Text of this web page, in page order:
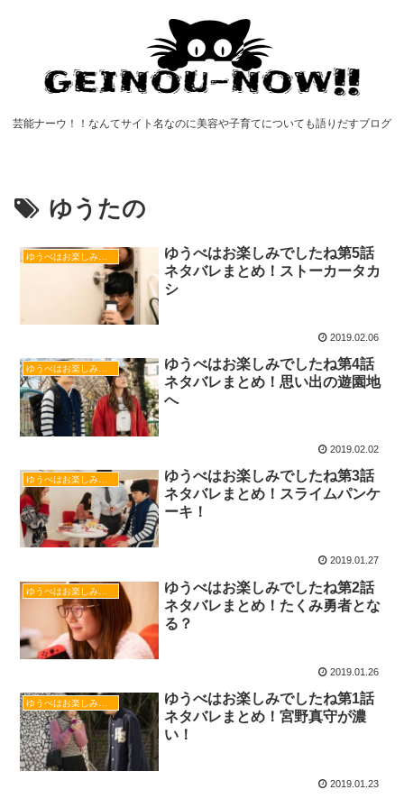
芸能ナーウ！！なんてサイト名なのに美容や子育てについても語りだすブログ
ゆうたの
ゆうべはお楽しみでしたね
ゆうべはお楽しみでしたね第5話
ネタバレまとめ！ストーカータカ
シ
2019.02.06
ゆうべはお楽しみでしたね
ゆうべはお楽しみでしたね第4話
ネタバレまとめ！思い出の遊園地
へ
2019.02.02
ゆうべはお楽しみでしたね
ゆうべはお楽しみでしたね第3話
ネタバレまとめ！スライムパンケ
ーキ！
2019.01.27
ゆうべはお楽しみでしたね
ゆうべはお楽しみでしたね第2話
ネタバレまとめ！たくみ勇者とな
る？
2019.01.26
ゆうべはお楽しみでしたね
ゆうべはお楽しみでしたね第1話
ネタバレまとめ！宮野真守が濃
い！
2019.01.23